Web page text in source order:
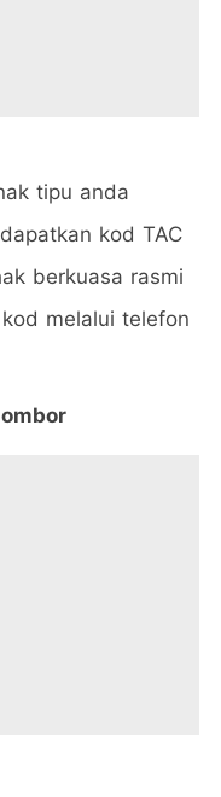
tipu anda
kod TAC
berkuasa rasmi
melalui telefon